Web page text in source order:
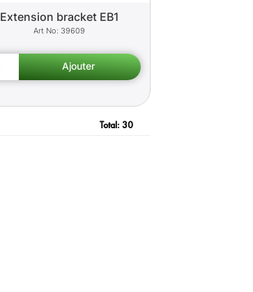
Extension bracket EB1
39609
Total: 30